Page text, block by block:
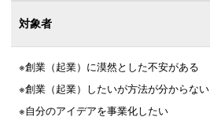
対象者
創業（起業）に漠然とした不安がある
創業（起業）したいが方法が分からない
自分のアイデアを事業化したい